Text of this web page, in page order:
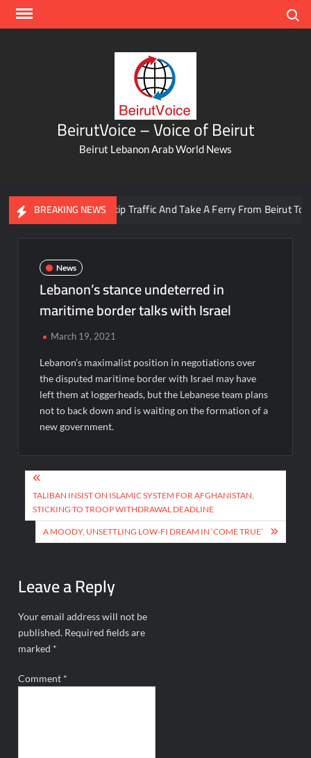
Skip
BeirutVoice – Voice of Beirut
Beirut Lebanon Arab World News
BREAKING NEWS
You Can Now Skip Traffic And Take A Ferry From Beirut To
News
Lebanon’s stance undeterred in
maritime border talks with Israel
March 19, 2021
Lebanon’s maximalist position in negotiations over
the disputed maritime border with Israel may have
left them at loggerheads, but the Lebanese team plans
not to back down and is waiting on the formation of a
new government.
Post
navigation
TALIBAN INSIST ON ISLAMIC SYSTEM FOR AFGHANISTAN,
STICKING TO TROOP WITHDRAWAL DEADLINE
A MOODY, UNSETTLING LOW-FI DREAM IN ‘COME TRUE’
Leave a Reply
Your email address will not be
published. Required fields are
marked *
Comment *